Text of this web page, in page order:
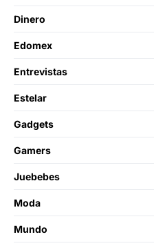
Dinero
Edomex
Entrevistas
Estelar
Gadgets
Gamers
Juebebes
Moda
Mundo